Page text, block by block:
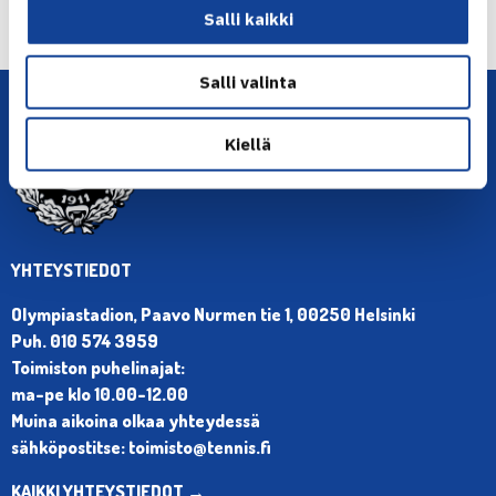
Salli kaikki
Salli valinta
Kiellä
Seuraava uutinen: Viikkoennakko 40/2022 – →
YHTEYSTIEDOT
Olympiastadion, Paavo Nurmen tie 1, 00250 Helsinki
Puh. 010 574 3959
Toimiston puhelinajat:
ma-pe klo 10.00-12.00
Muina aikoina olkaa yhteydessä
sähköpostitse: toimisto@tennis.fi
KAIKKI YHTEYSTIEDOT →